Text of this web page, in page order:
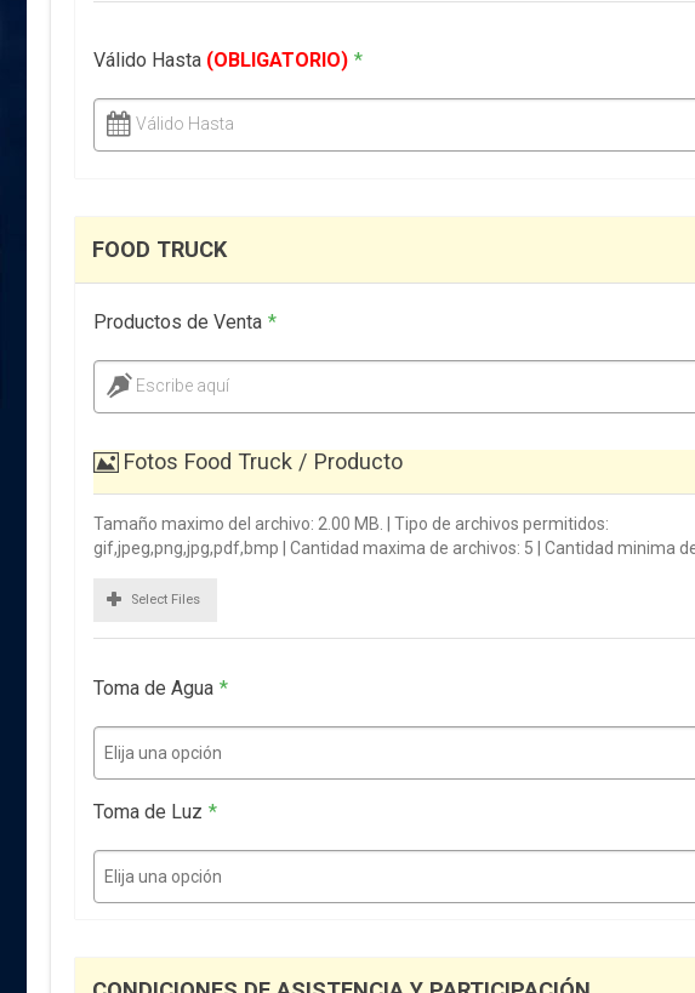
Válido Hasta (OBLIGATORIO) *
Válido Hasta
FOOD TRUCK
Productos de Venta *
Escribe aquí
Fotos Food Truck / Producto
Tamaño maximo del archivo: 2.00 MB. | Tipo de archivos permitidos:
gif,jpeg,png,jpg,pdf,bmp | Cantidad maxima de archivos: 5 | Cantidad minima
Select Files
Toma de Agua *
Elija una opción
Toma de Luz *
Elija una opción